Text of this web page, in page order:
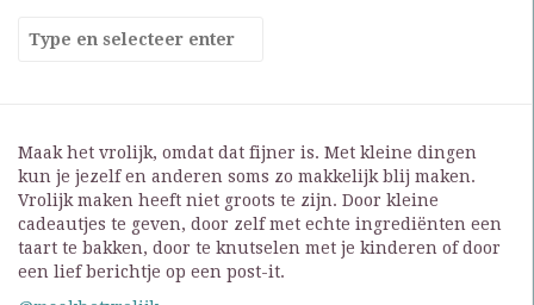
Maak het vrolijk, omdat dat fijner is. Met kleine dingen
kun je jezelf en anderen soms zo makkelijk blij maken.
Vrolijk maken heeft niet groots te zijn. Door kleine
cadeautjes te geven, door zelf met echte ingrediënten een
taart te bakken, door te knutselen met je kinderen of door
een lief berichtje op een post-it.